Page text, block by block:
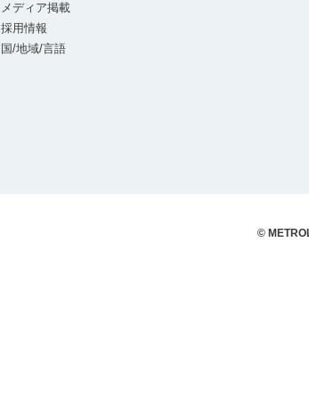
メディア掲載
採用情報
国/地域/言語
©